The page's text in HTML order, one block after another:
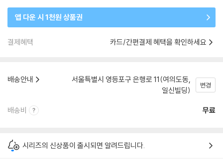
앱 다운 시 1천원 상품권
결제혜택 카드/간편결제 혜택을 확인하세요
배송안내
서울특별시 영등포구 은행로 11(여의도동,
일신빌딩)
변경
배송비 무료
시리즈의 신상품이 출시되면 알려드립니다.